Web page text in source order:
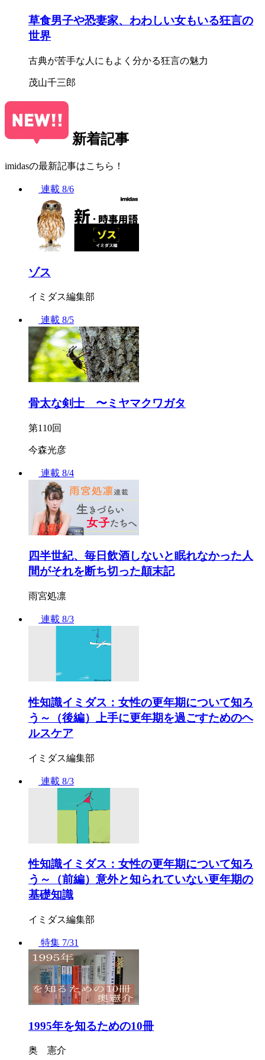
草食男子や恐妻家、わわしい女もいる狂言の
世界
古典が苦手な人にもよく分かる狂言の魅力
茂山千三郎
新着記事
imidasの最新記事はこちら！
連載 8/6
ゾス
イミダス編集部
連載 8/5
骨太な剣士 〜ミヤマクワガタ
第110回
今森光彦
連載 8/4
四半世紀、毎日飲酒しないと眠れなかった人
間がそれを断ち切った顛末記
雨宮処凛
連載 8/3
性知識イミダス：女性の更年期について知ろ
う～（後編）上手に更年期を過ごすためのヘ
ルスケア
イミダス編集部
連載 8/3
性知識イミダス：女性の更年期について知ろ
う～（前編）意外と知られていない更年期の
基礎知識
イミダス編集部
特集 7/31
1995年を知るための10冊
奥 憲介